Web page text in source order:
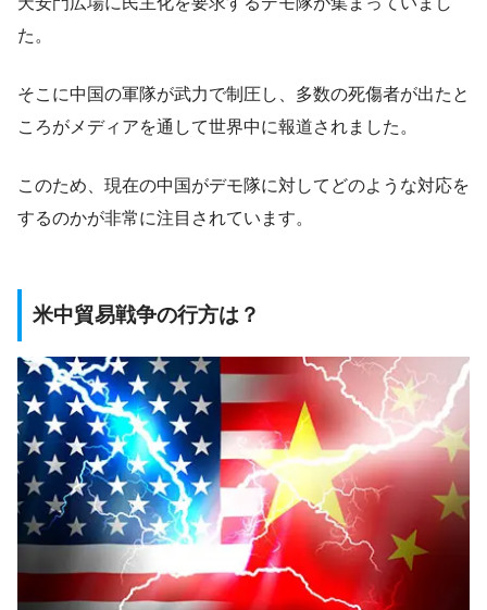
た。
そこに中国の軍隊が武力で制圧し、多数の死傷者が出たと
ころがメディアを通して世界中に報道されました。
このため、現在の中国がデモ隊に対してどのような対応を
するのかが非常に注目されています。
米中貿易戦争の行方は？